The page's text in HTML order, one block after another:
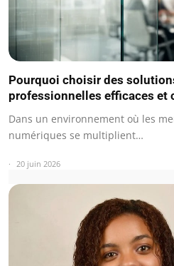
Pourquoi choisir des
professionnelles efficaces et
Dans un environnement où les
numériques se multiplient…
20 juin 2026